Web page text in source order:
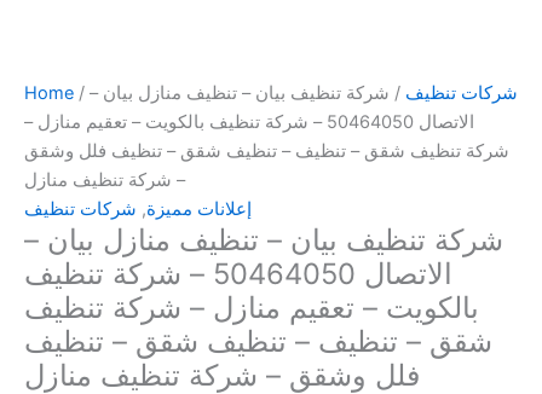
Home / شركات تنظيف / شركة تنظيف بيان – تنظيف منازل بيان –
الاتصال 50464050 – شركة تنظيف بالكويت – تعقيم منازل –
شركة تنظيف شقق – تنظيف – تنظيف شقق – تنظيف فلل وشقق
– شركة تنظيف منازل
إعلانات مميزة, شركات تنظيف
شركة تنظيف بيان – تنظيف منازل بيان –
الاتصال 50464050 – شركة تنظيف
بالكويت – تعقيم منازل – شركة تنظيف
شقق – تنظيف – تنظيف شقق – تنظيف
فلل وشقق – شركة تنظيف منازل